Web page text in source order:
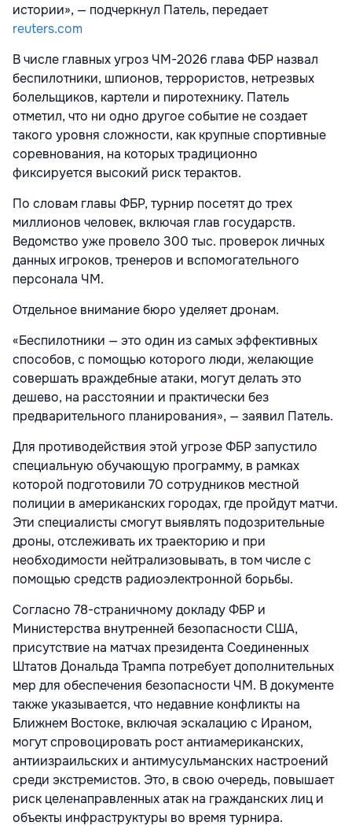
истории», — подчеркнул Патель, передает
reuters.com
В числе главных угроз ЧМ-2026 глава ФБР назвал
беспилотники, шпионов, террористов, нетрезвых
болельщиков, картели и пиротехнику. Патель
отметил, что ни одно другое событие не создает
такого уровня сложности, как крупные спортивные
соревнования, на которых традиционно
фиксируется высокий риск терактов.
По словам главы ФБР, турнир посетят до трех
миллионов человек, включая глав государств.
Ведомство уже провело 300 тыс. проверок личных
данных игроков, тренеров и вспомогательного
персонала ЧМ.
Отдельное внимание бюро уделяет дронам.
«Беспилотники — это один из самых эффективных
способов, с помощью которого люди, желающие
совершать враждебные атаки, могут делать это
дешево, на расстоянии и практически без
предварительного планирования», — заявил Патель.
Для противодействия этой угрозе ФБР запустило
специальную обучающую программу, в рамках
которой подготовили 70 сотрудников местной
полиции в американских городах, где пройдут матчи.
Эти специалисты смогут выявлять подозрительные
дроны, отслеживать их траекторию и при
необходимости нейтрализовывать, в том числе с
помощью средств радиоэлектронной борьбы.
Согласно 78-страничному докладу ФБР и
Министерства внутренней безопасности США,
присутствие на матчах президента Соединенных
Штатов Дональда Трампа потребует дополнительных
мер для обеспечения безопасности ЧМ. В документе
также указывается, что недавние конфликты на
Ближнем Востоке, включая эскалацию с Ираном,
могут спровоцировать рост антиамериканских,
антиизраильских и антимусульманских настроений
среди экстремистов. Это, в свою очередь, повышает
риск целенаправленных атак на гражданских лиц и
объекты инфраструктуры во время турнира.